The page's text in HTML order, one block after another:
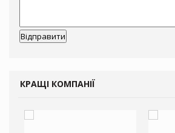
КРАЩІ КОМПАНІЇ